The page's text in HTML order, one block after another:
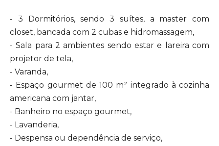
- 3 Dormitórios, sendo 3 suítes, a master com
closet, bancada com 2 cubas e hidromassagem,
- Sala para 2 ambientes sendo estar e lareira com
projetor de tela,
- Varanda,
- Espaço gourmet de 100 m² integrado à cozinha
americana com jantar,
- Banheiro no espaço gourmet,
- Lavanderia,
- Despensa ou dependência de serviço,